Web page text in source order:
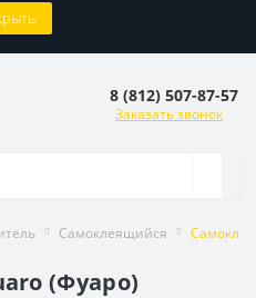
8 (812) 507-87-57
Заказать звонок
Самоклеящийся
(Фуаро)